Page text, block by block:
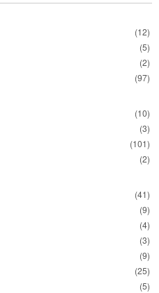
(12)
(5)
(2)
(97)
(10)
(3)
(101)
(2)
(41)
(9)
(4)
(3)
(9)
(25)
(5)